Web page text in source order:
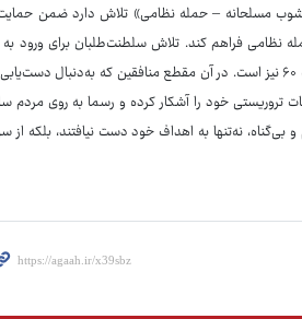
مسلحانه – حمله نظامی» تلاش دارد ضمن
نظامی فراهم کند. تلاش سلطنت‌طلبان برای ورود به
مسلحانه علیه مردم یادآور اقدامات رجوی و گروهک تروریستی منافقین علیه مردم در دهه ۶۰ نیز است. در آن مقطع منافقین که به‌دنبال
تروریستی خود را آشکار کرده و رسما به روی مردم
بی‌گناه، نه‌تنها به اهداف خود دست نیافتند، بلکه از